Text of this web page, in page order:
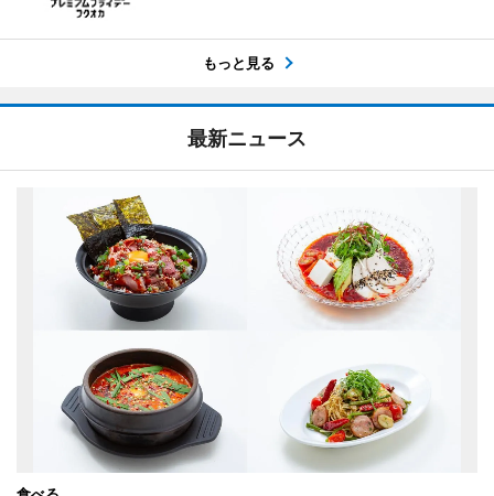
もっと見る
最新ニュース